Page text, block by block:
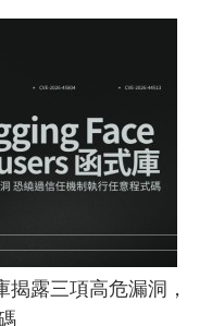
露三項高危漏洞，